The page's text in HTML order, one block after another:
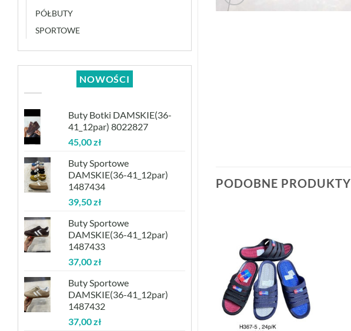
PÓŁBUTY
SPORTOWE
NOWOŚCI
Buty Botki DAMSKIE(36-
41_12par) 8022827
45,00zł
Buty Sportowe
DAMSKIE(36-41_12par)
1487434
39,50zł
Buty Sportowe
DAMSKIE(36-41_12par)
1487433
37,00zł
Buty Sportowe
DAMSKIE(36-41_12par)
1487432
37,00zł
PODOBNE PRODUKTY